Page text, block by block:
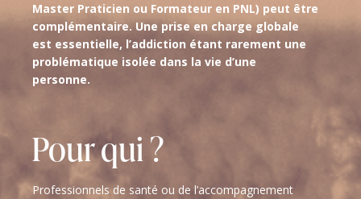
Master Praticien ou Formateur en PNL) peut être
complémentaire. Une prise en charge globale
est essentielle, l’addiction étant rarement une
problématique isolée dans la vie d’une
personne.
Pour qui ?
Professionnels de santé ou de l’accompagnement